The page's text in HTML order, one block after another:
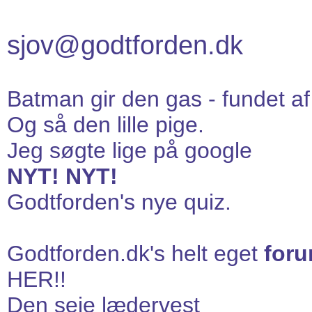
sjov@godtforden.dk
Batman gir den gas - fundet
Og så den lille pige.
Jeg søgte lige på google
NYT! NYT!
Godtforden's nye quiz.
Godtforden.dk's helt eget
HER!!
Den seje lædervest